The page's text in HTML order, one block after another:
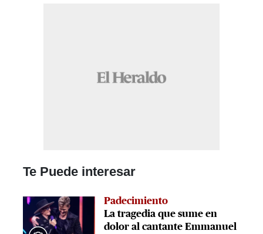
Te Puede interesar
Padecimiento
La tragedia que sume en
dolor al cantante Emmanuel